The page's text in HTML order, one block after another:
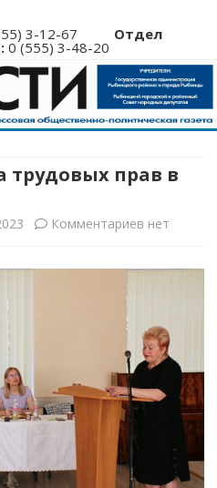
3-12-67 Отдел
0 (555) 3-48-20
Перейти
трудовых прав в
Комментариев к
трудовых
в
приоритете
нет